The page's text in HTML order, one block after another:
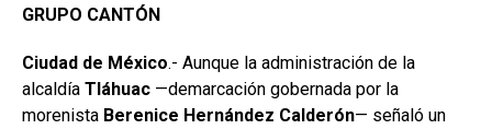
GRUPO CANTÓN
Ciudad de México.- Aunque la administración de la
alcaldía Tláhuac —demarcación gobernada por la
morenista Berenice Hernández Calderón— señaló un